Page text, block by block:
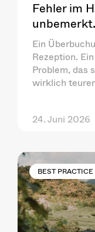
Fehler im
unbemerkt.
Ein
Rezeption.
Problem, das
wirklich
24. Juni 2026
BEST PRACTICE